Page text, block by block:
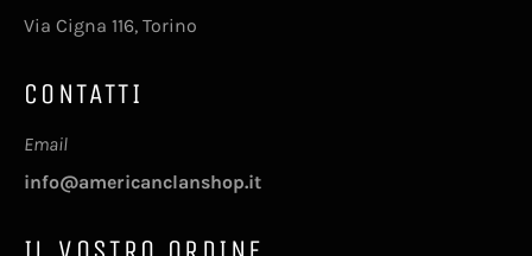
Via Cigna 116, Torino
CONTATTI
Email
info@americanclanshop.it